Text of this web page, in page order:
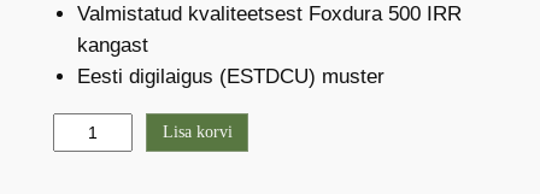
Valmistatud kvaliteetsest Foxdura 500 IRR
kangast
Eesti digilaigus (ESTDCU) muster
-
Lisa korvi